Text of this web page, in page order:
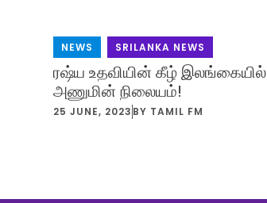
NEWS SRILANKA NEWS
ரஷ்ய உதவியின் கீழ் இலங்கையில்
அணுமின் நிலையம்!
25 JUNE, 2023 BY TAMIL FM